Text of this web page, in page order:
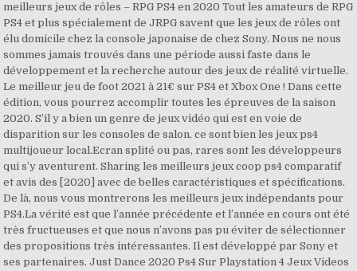
meilleurs jeux de rôles – RPG PS4 en 2020 Tout les amateurs de RPG
PS4 et plus spécialement de JRPG savent que les jeux de rôles ont
élu domicile chez la console japonaise de chez Sony. Nous ne nous
sommes jamais trouvés dans une période aussi faste dans le
développement et la recherche autour des jeux de réalité virtuelle.
Le meilleur jeu de foot 2021 à 21€ sur PS4 et Xbox One ! Dans cette
édition, vous pourrez accomplir toutes les épreuves de la saison
2020. S’il y a bien un genre de jeux vidéo qui est en voie de
disparition sur les consoles de salon, ce sont bien les jeux ps4
multijoueur local.Ecran splité ou pas, rares sont les développeurs
qui s’y aventurent. Sharing les meilleurs jeux coop ps4 comparatif
et avis des [2020] avec de belles caractéristiques et spécifications.
De là, nous vous montrerons les meilleurs jeux indépendants pour
PS4.La vérité est que l’année précédente et l’année en cours ont été
très fructueuses et que nous n’avons pas pu éviter de sélectionner
des propositions très intéressantes. Il est développé par Sony et
ses partenaires. Just Dance 2020 Ps4 Sur Playstation 4 Jeux Videos